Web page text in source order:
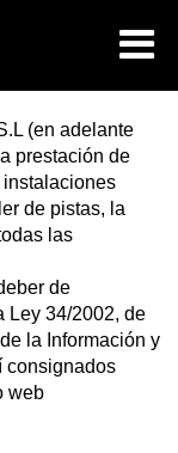
(en adelante
prestación de
de pistas, la
las
de
Ley 34/2002, de
la Información y
consignados
web